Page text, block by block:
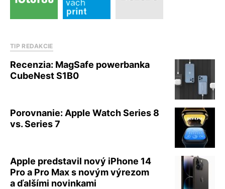
TIP REDAKCIE
Recenzia: MagSafe powerbanka
CubeNest S1B0
Porovnanie: Apple Watch Series 8
vs. Series 7
Apple predstavil nový iPhone 14
Pro a Pro Max s novým výrezom
a ďalšími novinkami